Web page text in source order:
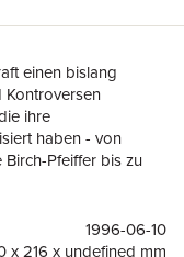
einen bislang
ihre
haben - von
Pfeiffer bis zu
1996-06-10
x 216 x undefined mm